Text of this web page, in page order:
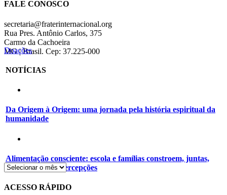
FALE CONOSCO
secretaria@fraterinternacional.org
Rua Pres. Antônio Carlos, 375
Carmo da Cachoeira
MG | Brasil. Cep: 37.225-000
Doações
NOTÍCIAS
Da Origem à Origem: uma jornada pela história espiritual da
humanidade
Alimentação consciente: escola e famílias constroem, juntas,
novos hábitos e percepções
ACESSO RÁPIDO